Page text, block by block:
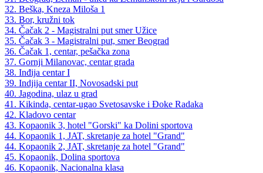
32. Beška, Kneza Miloša 1
33. Bor, kružni tok
34. Čačak 2 - Magistralni put smer Užice
35. Čačak 3 - Magistralni put, smer Beograd
36. Čačak 1, centar, pešačka zona
37. Gornji Milanovac, centar grada
38. Inđija centar I
39. Indjija centar II, Novosadski put
40. Jagodina, ulaz u grad
41. Kikinda, centar-ugao Svetosavske i Đoke Radaka
42. Kladovo centar
43. Kopaonik 3, hotel "Gorski" ka Dolini sportova
44. Kopaonik 1, JAT, skretanje za hotel "Grand"
44. Kopaonik 2, JAT, skretanje za hotel "Grand"
45. Kopaonik, Dolina sportova
46. Kopaonik, Nacionalna klasa